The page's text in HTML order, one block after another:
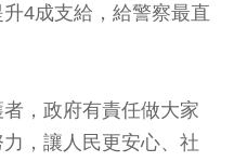
4成支給，給警察最直
，政府有責任做大家
，讓人民更安心、社